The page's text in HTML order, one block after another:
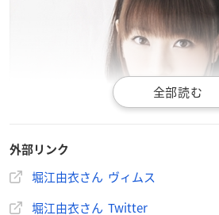
外部リンク
堀江由衣さん ヴィムス
堀江由衣さん Twitter